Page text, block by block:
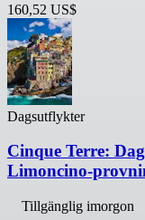
160,52 US$
Dagsutflykter
Cinque Terre:
Limoncino-
Tillgänglig imorgon